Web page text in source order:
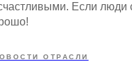
Если люди
ОТРАСЛИ